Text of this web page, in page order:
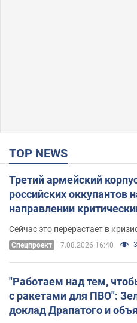
TOP NEWS
Третий армейский
российских оккупантов
направлении
удалось
Сейчас это перерастает в
Спецпроект 7.08.2026 16:40
"Работаем над тем,
с ракетами для ПВО":
доклад Драпатого и